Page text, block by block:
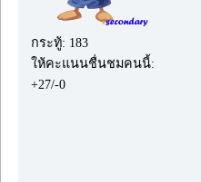
กระทู้: 183
ให้คะแนนชื่นชมคนนี้:
+27/-0